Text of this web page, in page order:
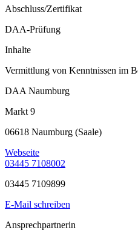
Abschluss/Zertifikat
DAA-Prüfung
Inhalte
Vermittlung von Kenntnissen im
DAA Naumburg
Markt 9
06618 Naumburg (Saale)
Webseite
03445 7108002
03445 7109899
E-Mail schreiben
Ansprechpartnerin